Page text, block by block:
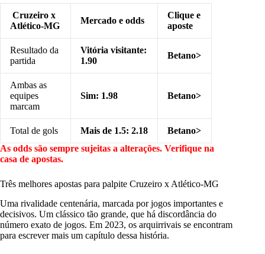
Cruzeiro x
Atlético-MG
Mercado e odds
Clique e
aposte
Resultado da
partida
Vitória visitante:
1.90
Betano>
Ambas as
equipes
marcam
Sim: 1.98 Betano>
Total de gols Mais de 1.5: 2.18
Betano>
As odds são sempre sujeitas a alterações. Verifique na
casa de apostas.
Três melhores apostas para palpite Cruzeiro x Atlético-MG
Uma rivalidade centenária, marcada por jogos importantes e
decisivos. Um clássico tão grande, que há discordância do
número exato de jogos. Em 2023, os arquirrivais se encontram
para escrever mais um capítulo dessa história.